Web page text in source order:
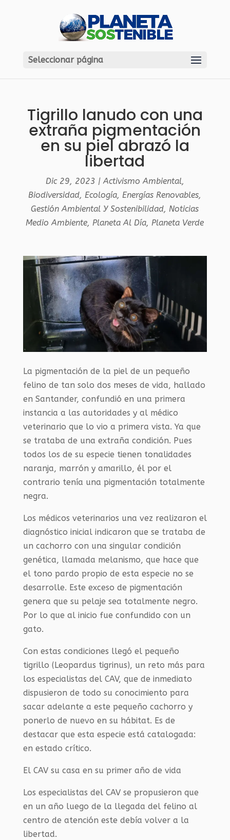
Seleccionar página
Tigrillo lanudo con una
extraña pigmentación
en su piel abrazó la
libertad
Dic 29, 2023 |Activismo Ambiental,
Biodiversidad,Ecología,Energías Renovables,
Gestión Ambiental Y Sostenibilidad,Noticias
Medio Ambiente,Planeta Al Día,Planeta Verde
La pigmentación de la piel de un pequeño
felino de tan solo dos meses de vida, hallado
en Santander, confundió en una primera
instancia a las autoridades y al médico
veterinario que lo vio a primera vista. Ya que
se trataba de una extraña condición. Pues
todos los de su especie tienen tonalidades
naranja, marrón y amarillo, él por el
contrario tenía una pigmentación totalmente
negra.
Los médicos veterinarios una vez realizaron el
diagnóstico inicial indicaron que se trataba de
un cachorro con una singular condición
genética, llamada melanismo, que hace que
el tono pardo propio de esta especie no se
desarrolle. Este exceso de pigmentación
genera que su pelaje sea totalmente negro.
Por lo que al inicio fue confundido con un
gato.
Con estas condiciones llegó el pequeño
tigrillo (Leopardus tigrinus), un reto más para
los especialistas del CAV, que de inmediato
dispusieron de todo su conocimiento para
sacar adelante a este pequeño cachorro y
ponerlo de nuevo en su hábitat. Es de
destacar que esta especie está catalogada:
en estado crítico.
El CAV su casa en su primer año de vida
Los especialistas del CAV se propusieron que
en un año luego de la llegada del felino al
centro de atención este debía volver a la
libertad.